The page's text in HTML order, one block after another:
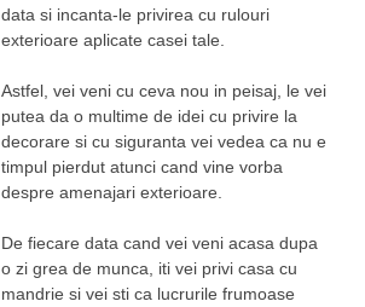
data si incanta-le privirea cu rulouri
exterioare aplicate casei tale.
Astfel, vei veni cu ceva nou in peisaj, le vei
putea da o multime de idei cu privire la
decorare si cu siguranta vei vedea ca nu e
timpul pierdut atunci cand vine vorba
despre amenajari exterioare.
De fiecare data cand vei veni acasa dupa
o zi grea de munca, iti vei privi casa cu
mandrie si vei sti ca lucrurile frumoase